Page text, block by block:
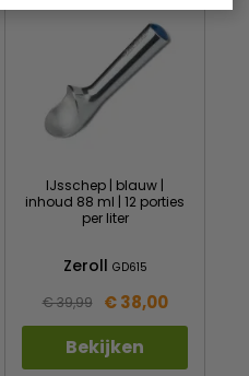
IJsschep | blauw |
inhoud 88 ml | 12 porties
per liter
Zeroll GD615
€ 39,99 € 38,00
Bekijken